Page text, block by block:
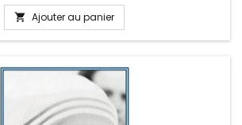
de
base
 Ajouter au panier